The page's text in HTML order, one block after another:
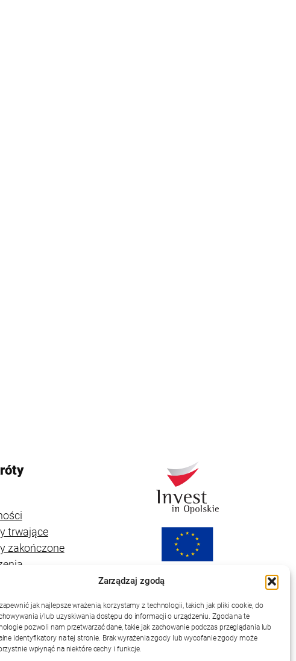
Zarządzaj zgodą
jak najlepsze wrażenia, korzystamy z technologii, takich jak pliki cookie, do
i/lub uzyskiwania dostępu do informacji o urządzeniu. Zgoda na te
pozwoli nam przetwarzać dane, takie jak zachowanie podczas przeglądania lub
identyfikatory na tej stronie. Brak wyrażenia zgody lub wycofanie zgody może
wpłynąć na niektóre cechy i funkcje.
trwające
zakończone